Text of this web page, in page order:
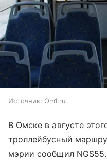
Источник: Om1.ru
В Омске в августе
троллейбусный
мэрии сообщил